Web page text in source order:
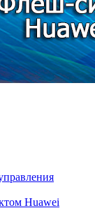
Huawei